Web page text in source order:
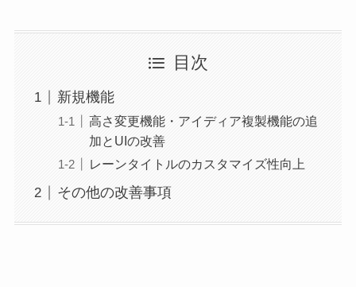
目次
新規機能
高さ変更機能・アイディア複製機能の追
加とUIの改善
レーンタイトルのカスタマイズ性向上
その他の改善事項